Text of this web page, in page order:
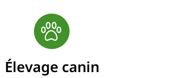
Élevage canin